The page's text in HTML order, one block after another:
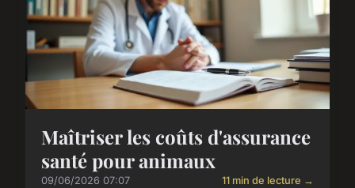
Maîtriser les coûts d'assurance
santé pour animaux
09/06/2026 07:07 11 min de lecture →